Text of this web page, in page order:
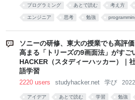
プログラミング あとで読む 考え方
エンジニア 思考 勉強
ソニーの研修、東大の授業でも高評
高まる「トリーズの9画面法」がすご
HACKER（スタディーハッカー）｜
語学習
2220 users studyhacker.net 学び
アイデア あとで読む 学習 勉強